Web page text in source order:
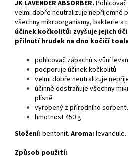
JK LAVENDER ABSORBER.
velmi dobře neutralizuje nepříjemné
všechny mikroorganismy, bakterie a
účinek kočkolitů: zvyšuje jejich
přilnutí hrudek na dno kočičí
pohlcovač zápachů s vůní
podporuje účinek kočkolitů
velmi dobře neutralizuje
účinně odstraňuje všechny
plísně
vyrobený z přírodního
hmotnost 450 g
Složení: bentonit. Aroma: levandule.
Způsob použití: